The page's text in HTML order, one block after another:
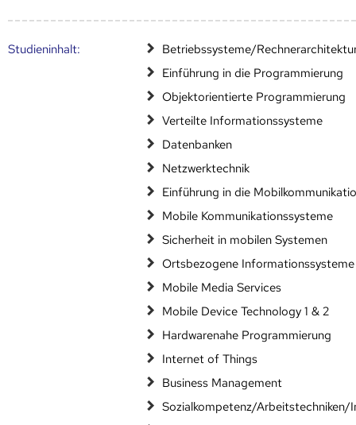
Studien­inhalt:
Betriebssysteme/
Einführung in die Programmierung
Objektorientierte Programmierung
Verteilte Informationssysteme
Datenbanken
Netzwerktechnik
Einführung in die
Mobile Kommunikationssysteme
Sicherheit in mobilen Systemen
Ortsbezogene Informationssysteme
Mobile Media Services
Mobile Device Technology 1 & 2
Hardwarenahe Programmierung
Internet of Things
Business Management
Sozialkompetenz/Arbeitstechniken/